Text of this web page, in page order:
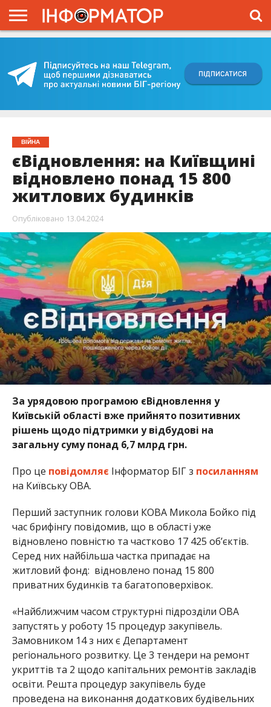
ПРОЄКТ
ВІЙНА
єВідновлення: на Київщині
відновлено понад 15 800
житлових будинків
Опубліковано 13.04.2024
За урядовою програмою єВідновлення у
Київській області вже прийнято позитивних
рішень щодо підтримки у відбудові на
загальну суму понад 6,7 млрд грн.
Про це повідомляє Інформатор БІГ з посиланням
на Київську ОВА.
Перший заступник голови КОВА Микола Бойко під
час брифінгу повідомив, що в області уже
відновлено повністю та частково 17 425 об’єктів.
Серед них найбільша частка припадає на
житловий фонд: відновлено понад 15 800
приватних будинків та багатоповерхівок.
«Найближчим часом структурні підрозділи ОВА
запустять у роботу 15 процедур закупівель.
Замовником 14 з них є Департамент
регіонального розвитку. Це 3 тендери на ремонт
укриттів та 2 щодо капітальних ремонтів закладів
освіти. Решта процедур закупівель буде
проведена на виконання додаткових будівельних